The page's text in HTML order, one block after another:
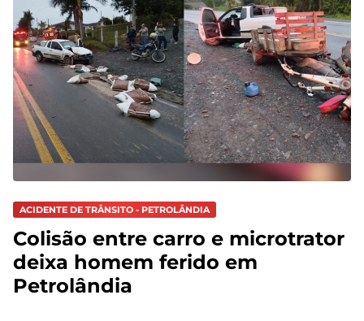
ACIDENTE DE TRÂNSITO - PETROLÂNDIA
Colisão entre carro e microtrator
deixa homem ferido em
Petrolândia